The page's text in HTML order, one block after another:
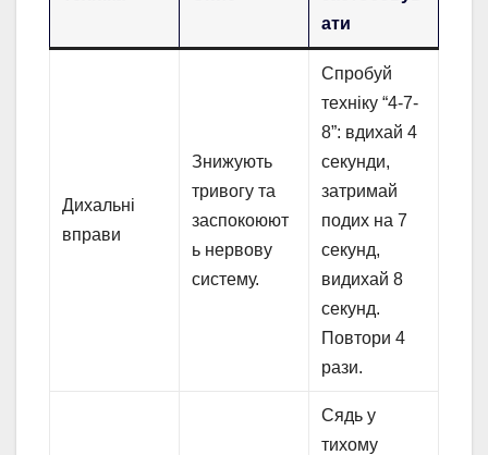
ати
Дихальні
вправи
Знижують
тривогу та
заспокоюют
ь нервову
систему.
Спробуй
техніку “4-7-
8”: вдихай 4
секунди,
затримай
подих на 7
секунд,
видихай 8
секунд.
Повтори 4
рази.
Сядь у
тихому